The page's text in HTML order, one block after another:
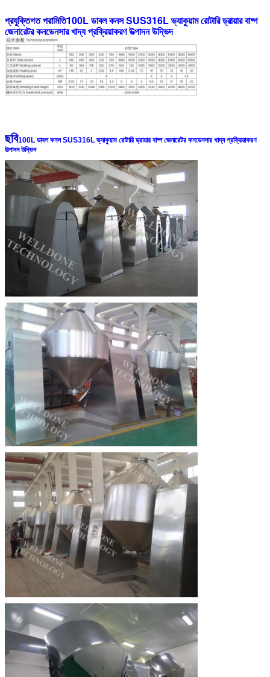
একটি বার্তা রেখে যান
আমরা শীঘ্রই আপনাকে আবার কল করব!
জমা দিন
প্রযুক্তিগত পরামিতি100L ডাবল কনস SUS316L ভ্যাকুয়াম রোটারি ড্রায়ার বাষ্প
জেনারেটর কনডেনসার খাদ্য প্রক্রিয়াকরণ উত্পাদন উদ্ভিদ
ছবি100L ডাবল কনস SUS316L ভ্যাকুয়াম রোটারি ড্রায়ার বাষ্প জেনারেটর কনডেনসার খাদ্য প্রক্রিয়াকরণ
উত্পাদন উদ্ভিদ